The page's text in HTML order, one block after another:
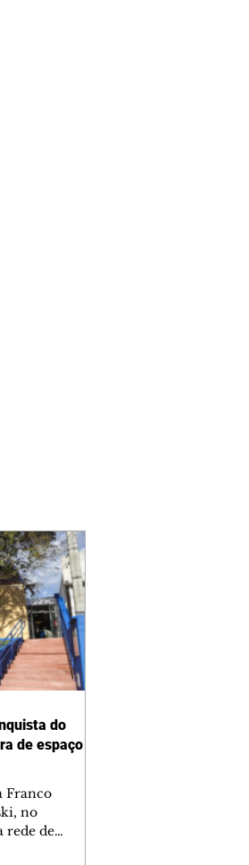
do
de espaço
Franco
no
rede de